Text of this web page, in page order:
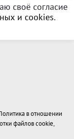
своё согласие
и cookies.
в отношении
файлов cookie,